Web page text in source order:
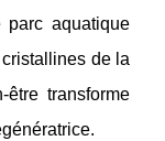
aquatique
de la
transforme